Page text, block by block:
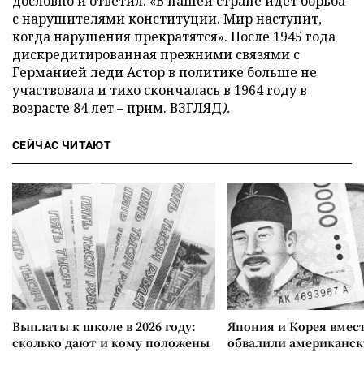
с нарушителями конституции. Мир наступит,
когда нарушения прекратятся». После 1945 года
дискредитированная прежними связями с
Германией леди Астор в политике больше не
участвовала и тихо скончалась в 1964 году в
возрасте 84 лет – прим. ВЗГЛЯД).
СЕЙЧАС ЧИТАЮТ
Выплаты к школе в 2026 году:
сколько дают и кому положены
Япония и Корея
обвалили